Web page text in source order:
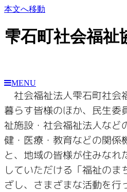
本文へ移動
雫石町社会福祉
MENU
社会福祉法人雫石町社会
暮らす皆様のほか、民生委
祉施設・社会福祉法人など
健・医療・教育などの関係
と、地域の皆様が住みなれ
していただける「福祉のま
ざし、さまざまな活動を行